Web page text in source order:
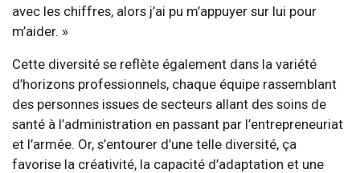
avec les chiffres, alors j’ai pu m’appuyer sur lui pour
m’aider. »
Cette diversité se reflète également dans la variété
d’horizons professionnels, chaque équipe rassemblant
des personnes issues de secteurs allant des soins de
santé à l’administration en passant par l’entrepreneuriat
et l’armée. Or, s’entourer d’une telle diversité, ça
favorise la créativité, la capacité d’adaptation et une